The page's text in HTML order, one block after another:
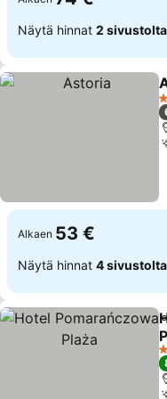
Näytä hinnat 2 sivustolta
Alkaen 53 €
Näytä hinnat 4 sivustolta